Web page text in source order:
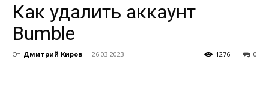
Как удалить аккаунт
Bumble
От Дмитрий Киров - 26.03.2023 0
1276